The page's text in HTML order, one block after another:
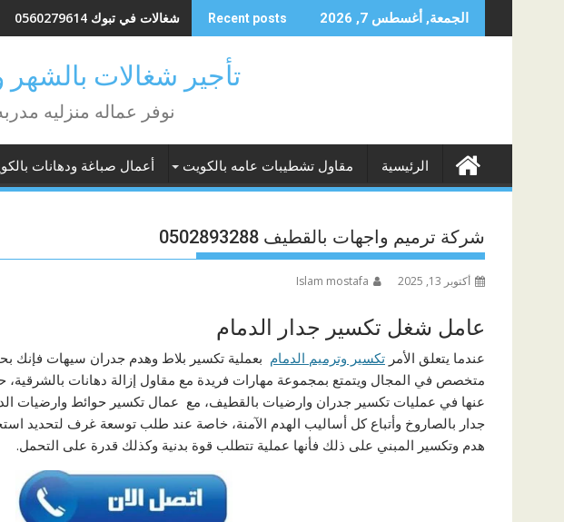
to
الجمعة, أغسطس 7, 2026 Recent posts شغالات في تبوك 0560279614
تأجير شغالات بالشهر
نوفر عماله منزليه
الرئيسية مقاول تشطيبات عامه بالكويت أعمال صباغة ودهانات
شركة ترميم واجهات بالقطيف 0502893288
أكتوبر 13, 2025 Islam mostafa
عامل شغل تكسير جدار الدمام
عندما يتعلق الأمر تكسير وترميم الدمام بعملية تكسير بلاط وهدم جدران سيهات فإنك
متخصص في المجال ويتمتع بمجموعة مهارات فريدة مع مقاول إزالة دهانات
عنها في عمليات تكسير جدران وارضيات بالقطيف، مع عمال تكسير حوائط وارضيات
جدار بالصاروخ وأتباع كل أساليب الهدم الآمنة، خاصة عند طلب توسعة غرف لتحديد
هدم وتكسير المبني على ذلك فأنها عملية تتطلب قوة بدنية وكذلك قدرة على التحمل.